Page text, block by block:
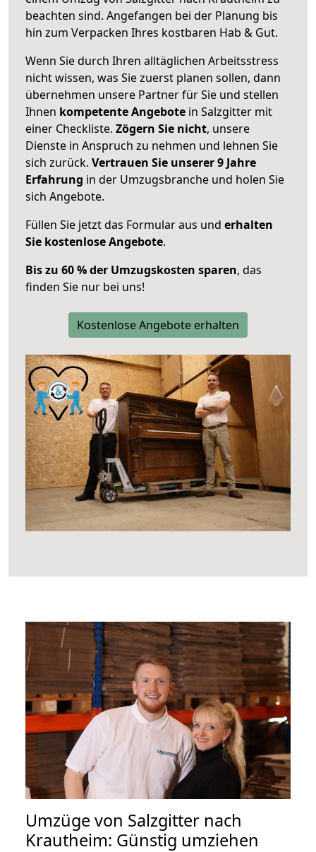
beachten sind. Angefangen bei der Planung bis
hin zum Verpacken Ihres kostbaren Hab & Gut.
Wenn Sie durch Ihren alltäglichen Arbeitsstress
nicht wissen, was Sie zuerst planen sollen, dann
übernehmen unsere Partner für Sie und stellen
Ihnen kompetente Angebote in Salzgitter mit
einer Checkliste. Zögern Sie nicht, unsere
Dienste in Anspruch zu nehmen und lehnen Sie
sich zurück. Vertrauen Sie unserer 9 Jahre
Erfahrung in der Umzugsbranche und holen Sie
sich Angebote.
Füllen Sie jetzt das Formular aus und erhalten
Sie kostenlose Angebote.
Bis zu 60 % der Umzugskosten sparen, das
finden Sie nur bei uns!
Kostenlose Angebote erhalten
Umzüge von Salzgitter nach
Krautheim: Günstig umziehen